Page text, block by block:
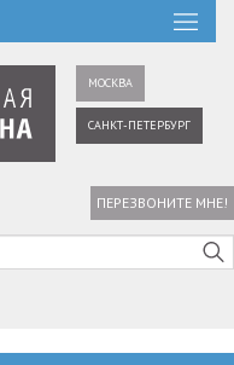
МОСКВА
САНКТ-ПЕТЕРБУРГ
ПЕРЕЗВОНИТЕ МНЕ!